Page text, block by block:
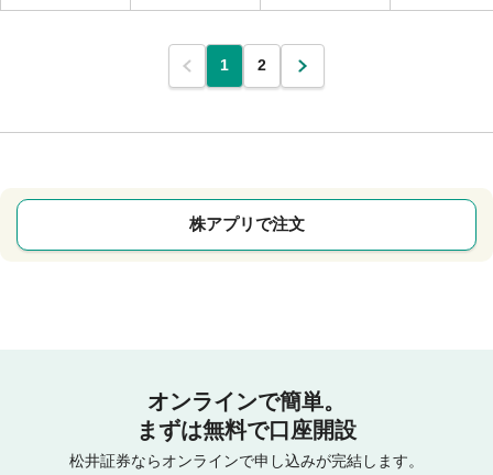
1 2
株アプリで注文
オンラインで簡単。
まずは無料で口座開設
松井証券ならオンラインで申し込みが完結します。